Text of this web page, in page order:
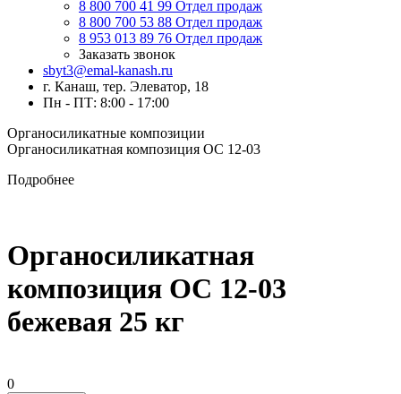
8 800 700 41 99 Отдел продаж
8 800 700 53 88 Отдел продаж
8 953 013 89 76 Отдел продаж
Заказать звонок
sbyt3@emal-kanash.ru
г. Канаш, тер. Элеватор, 18
Пн - ПТ: 8:00 - 17:00
Органосиликатные композиции
Органосиликатная композиция ОС 12-03
Подробнее
Органосиликатная
композиция ОС 12-03
бежевая 25 кг
0